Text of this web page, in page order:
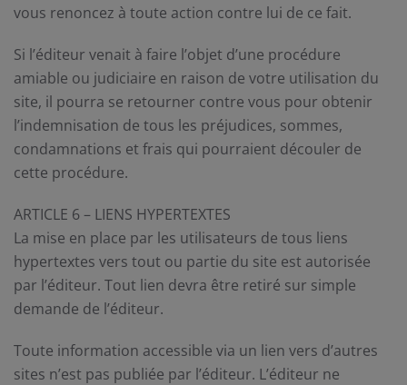
vous renoncez à toute action contre lui de ce fait.
Si l’éditeur venait à faire l’objet d’une procédure
amiable ou judiciaire en raison de votre utilisation du
site, il pourra se retourner contre vous pour obtenir
l’indemnisation de tous les préjudices, sommes,
condamnations et frais qui pourraient découler de
cette procédure.
ARTICLE 6 – LIENS HYPERTEXTES
La mise en place par les utilisateurs de tous liens
hypertextes vers tout ou partie du site est autorisée
par l’éditeur. Tout lien devra être retiré sur simple
demande de l’éditeur.
Toute information accessible via un lien vers d’autres
sites n’est pas publiée par l’éditeur. L’éditeur ne